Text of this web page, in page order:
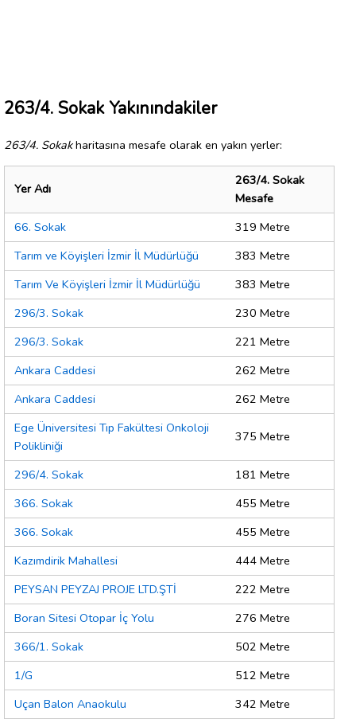
263/4. Sokak Yakınındakiler
263/4. Sokakharitasına mesafe olarak en yakın yerler:
Yer Adı
263/4. Sokak
Mesafe
66. Sokak
319 Metre
Tarım ve Köyişleri İzmir İl Müdürlüğü
383 Metre
Tarım Ve Köyişleri İzmir İl Müdürlüğü
383 Metre
296/3. Sokak
230 Metre
296/3. Sokak
221 Metre
Ankara Caddesi
262 Metre
Ankara Caddesi
262 Metre
Ege Üniversitesi Tıp Fakültesi Onkoloji
Polikliniği
375 Metre
296/4. Sokak
181 Metre
366. Sokak
455 Metre
366. Sokak
455 Metre
Kazımdirik Mahallesi
444 Metre
PEYSAN PEYZAJ PROJE LTD.ŞTİ
222 Metre
Boran Sitesi Otopar İç Yolu
276 Metre
366/1. Sokak
502 Metre
1/G
512 Metre
Uçan Balon Anaokulu
342 Metre